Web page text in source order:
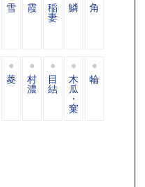
雪 霞 稲
妻
鱗 角
菱 村
濃
目
結
木
瓜
・
窠
輪